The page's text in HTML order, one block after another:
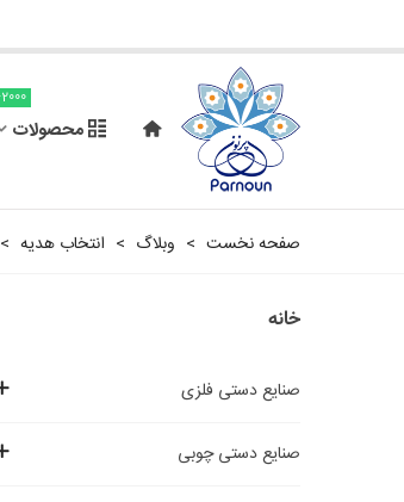
محصولات
2000+
صفحه نخست > وبلاگ > انتخاب هدیه >
خانه
صنایع دستی فلزی
صنایع دستی چوبی